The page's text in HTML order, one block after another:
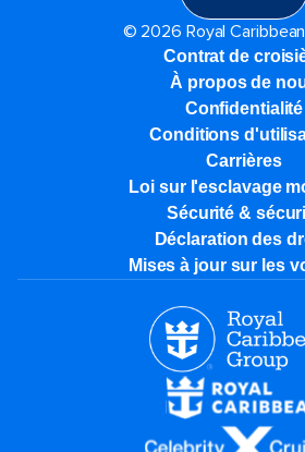
© 2026 Royal
Contrat de
À propos de
Confidentialité
Conditions
Carrières
Loi sur l'esclavage
Sécurité &
Déclaration des
Mises à jour sur les